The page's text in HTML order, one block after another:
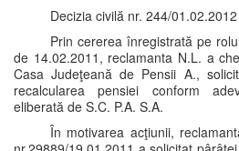
Decizia civilă nr. 244/01.02.2012
Prin cererea înregistrată pe
de 14.02.2011, reclamanta N.L. a
Casa Judeţeană de Pensii A.,
recalcularea pensiei conform
eliberată de S.C. P.A. S.A.
În motivarea acţiunii,